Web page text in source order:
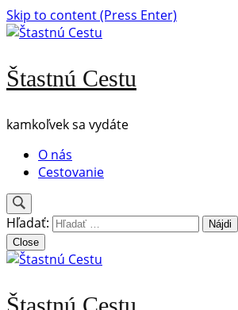
Skip to content (Press Enter)
Štastnú Cestu
kamkoľvek sa vydáte
O nás
Cestovanie
Hľadať:
Close
Štastnú Cestu